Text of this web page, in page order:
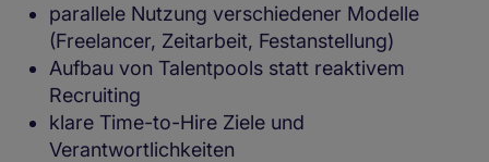
parallele Nutzung verschiedener Modelle
(Freelancer, Zeitarbeit, Festanstellung)
Aufbau von Talentpools statt reaktivem
Recruiting
klare Time-to-Hire Ziele und
Verantwortlichkeiten